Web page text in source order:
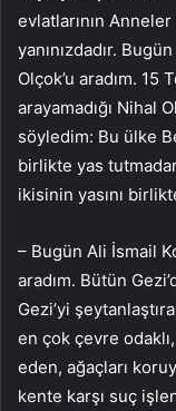
evlatlarının
yanınızdadır.
Olçok’u aradım. 15
arayamadığı Nihal
söyledim: Bu ülke
birlikte yas
ikisinin yasını
– Bugün Ali İsmail
aradım. Bütün
Gezi’yi
en çok çevre
eden, ağaçları
kente karşı suç